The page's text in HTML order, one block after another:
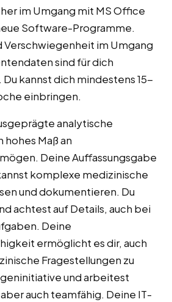
im Umgang mit MS Office
Software-Programme.
Verschwiegenheit im Umgang
sind für dich
kannst dich mindestens 15-
einbringen.
analytische
hohes Maß an
Deine Auffassungsgabe
komplexe medizinische
und dokumentieren. Du
achtest auf Details, auch bei
Deine
ermöglicht es dir, auch
Fragestellungen zu
und arbeitest
auch teamfähig. Deine IT-